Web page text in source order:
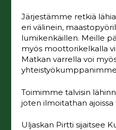
Järjestämme retkiä
eri välinein,
lumikenkäillen. Meille
myös moottorikelkalla
Matkan varrella voi
yhteistyökumppanimme
Toimimme talvisin
joten ilmoitathan ajoissa
Uljaskan Pirtti sijaitsee